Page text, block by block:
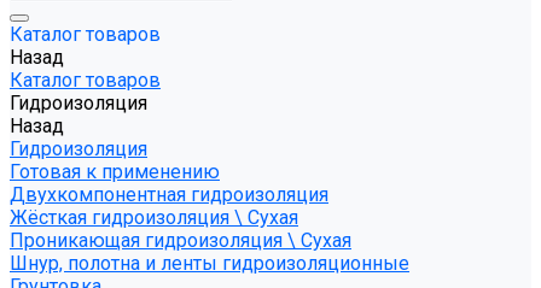
Каталог товаров
Назад
Каталог товаров
Гидроизоляция
Назад
Гидроизоляция
Готовая к применению
Двухкомпонентная гидроизоляция
Жёсткая гидроизоляция \ Сухая
Проникающая гидроизоляция \ Сухая
Шнур, полотна и ленты гидроизоляционные